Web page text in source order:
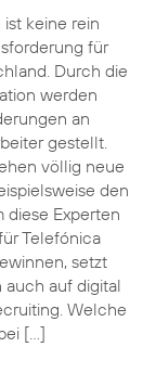
ist keine rein
für
Durch die
werden
an
gestellt.
völlig neue
den
diese Experten
Telefónica
setzt
auch auf digital
Welche
[…]